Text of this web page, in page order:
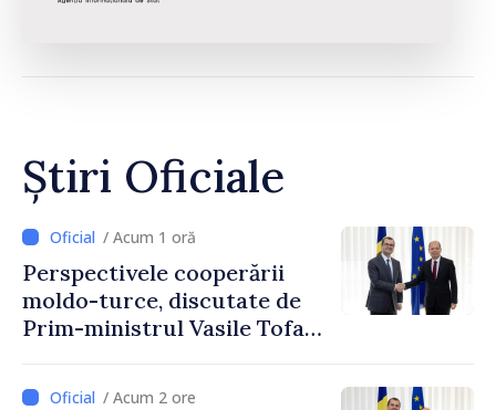
Știri Oficiale
/ Acum 1 oră
Perspectivele cooperării
moldo-turce, discutate de
Prim-ministrul Vasile Tofan
Uygar Mustafa Sertel
/ Acum 2 ore